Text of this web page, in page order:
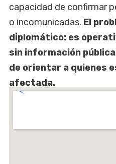
capacidad de confirmar
o incomunicadas. El
diplomático: es
sin información
de orientar a quienes
afectada.